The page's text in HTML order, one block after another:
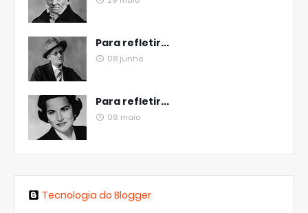
Para refletir...
08 junho
Para refletir...
06 maio
Tecnologia do Blogger